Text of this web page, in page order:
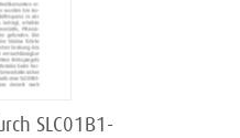
SLC01B1-